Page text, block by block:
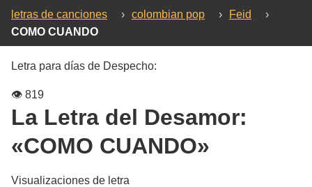
letras de canciones › colombian pop › Feid
›
COMO CUANDO
Letra para días de Despecho:
👁️ 819
La Letra del Desamor:
«COMO CUANDO»
Visualizaciones de letra